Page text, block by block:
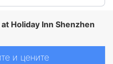
Holiday Inn Shenzhen
и цените